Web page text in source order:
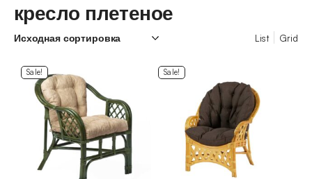
кресло плетеное
List Grid
Sale! Sale!